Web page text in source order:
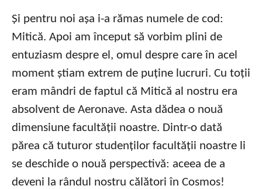
Și pentru noi așa i-a rămas numele de cod:
Mitică. Apoi am început să vorbim plini de
entuziasm despre el, omul despre care în acel
moment știam extrem de puține lucruri. Cu toții
eram mândri de faptul că Mitică al nostru era
absolvent de Aeronave. Asta dădea o nouă
dimensiune facultății noastre. Dintr-o dată
părea că tuturor studenților facultății noastre li
se deschide o nouă perspectivă: aceea de a
deveni la rândul nostru călători în Cosmos!